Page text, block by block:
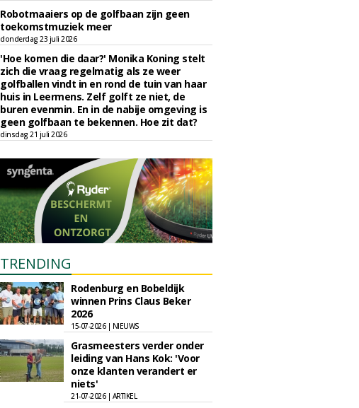
Robotmaaiers op de golfbaan zijn geen
toekomstmuziek meer
donderdag 23 juli 2026
'Hoe komen die daar?' Monika Koning stelt
zich die vraag regelmatig als ze weer
golfballen vindt in en rond de tuin van haar
huis in Leermens. Zelf golft ze niet, de
buren evenmin. En in de nabije omgeving is
geen golfbaan te bekennen. Hoe zit dat?
dinsdag 21 juli 2026
TRENDING
Rodenburg en Bobeldijk
winnen Prins Claus Beker
2026
15-07-2026 | NIEUWS
Grasmeesters verder onder
leiding van Hans Kok: 'Voor
onze klanten verandert er
niets'
21-07-2026 | ARTIKEL